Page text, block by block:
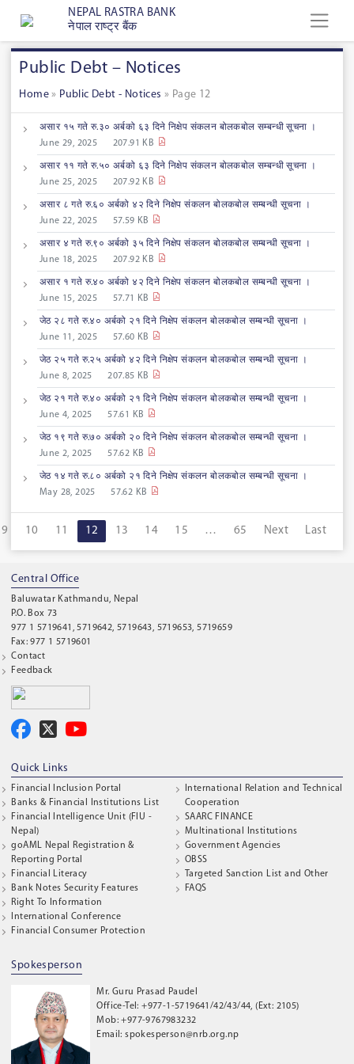
NEPAL RASTRA BANK
नेपाल राष्ट्र बैंक
Public Debt – Notices
Home » Public Debt - Notices » Page 12
असार १५ गते रु.३० अर्बको ६३ दिने निक्षेप संकलन बोलकबोल सम्बन्धी सूचना ।
June 29, 2025
207.91 KB
असार ११ गते रु.५० अर्बको ६३ दिने निक्षेप संकलन बोलकबोल सम्बन्धी सूचना ।
June 25, 2025
207.92 KB
असार ८ गते रु.६० अर्बको ४२ दिने निक्षेप संकलन बोलकबोल सम्बन्धी सूचना ।
June 22, 2025
57.59 KB
असार ४ गते रु.९० अर्बको ३५ दिने निक्षेप संकलन बोलकबोल सम्बन्धी सूचना ।
June 18, 2025
207.92 KB
असार १ गते रु.४० अर्बको ४२ दिने निक्षेप संकलन बोलकबोल सम्बन्धी सूचना ।
June 15, 2025
57.71 KB
जेठ २८ गते रु.४० अर्बको २१ दिने निक्षेप संकलन बोलकबोल सम्बन्धी सूचना ।
June 11, 2025
57.60 KB
जेठ २५ गते रु.२५ अर्बको ४२ दिने निक्षेप संकलन बोलकबोल सम्बन्धी सूचना ।
June 8, 2025
207.85 KB
जेठ २१ गते रु.४० अर्बको २१ दिने निक्षेप संकलन बोलकबोल सम्बन्धी सूचना ।
June 4, 2025
57.61 KB
जेठ १९ गते रु.७० अर्बको २० दिने निक्षेप संकलन बोलकबोल सम्बन्धी सूचना ।
June 2, 2025
57.62 KB
जेठ १४ गते रु.८० अर्बको २१ दिने निक्षेप संकलन बोलकबोल सम्बन्धी सूचना ।
May 28, 2025
57.62 KB
9 10 11 12 13 14 15 … 65 Next Last
Central Office
Baluwatar Kathmandu, Nepal
P.O. Box 73
977 1 5719641, 5719642, 5719643, 5719653, 5719659
Fax: 977 1 5719601
Contact
Feedback
Quick Links
Financial Inclusion Portal
Banks & Financial Institutions List
Financial Intelligence Unit (FIU -
Nepal)
goAML Nepal Registration &
Reporting Portal
Financial Literacy
Bank Notes Security Features
Right To Information
International Conference
Financial Consumer Protection
International Relation and Technical
Cooperation
SAARC FINANCE
Multinational Institutions
Government Agencies
OBSS
Targeted Sanction List and Other
FAQS
Spokesperson
Mr. Guru Prasad Paudel
Office-Tel: +977-1-5719641/42/43/44, (Ext: 2105)
Mob: +977-9767983232
Email: spokesperson@nrb.org.np